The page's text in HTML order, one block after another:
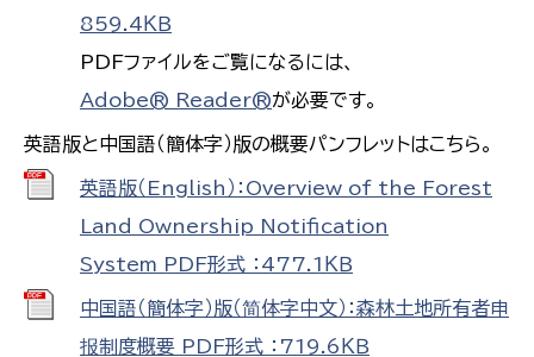
859.4ＫＢ
PDFファイルをご覧になるには、
Adobe® Reader®が必要です。
英語版と中国語（簡体字）版の概要パンフレットはこちら。
英語版（English）：Overview of the Forest
Land Ownership Notification
System PDF形式 ：477.1ＫＢ
中国語（簡体字）版（简体字中文）：森林土地所有者申
报制度概要 PDF形式 ：719.6ＫＢ